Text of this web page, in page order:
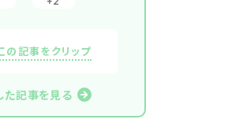
の記事をクリップ
た記事を見る